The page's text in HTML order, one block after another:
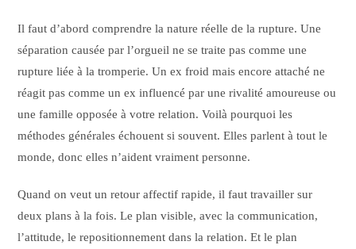
Il faut d’abord comprendre la nature réelle de la rupture. Une
séparation causée par l’orgueil ne se traite pas comme une
rupture liée à la tromperie. Un ex froid mais encore attaché ne
réagit pas comme un ex influencé par une rivalité amoureuse ou
une famille opposée à votre relation. Voilà pourquoi les
méthodes générales échouent si souvent. Elles parlent à tout le
monde, donc elles n’aident vraiment personne.
Quand on veut un retour affectif rapide, il faut travailler sur
deux plans à la fois. Le plan visible, avec la communication,
l’attitude, le repositionnement dans la relation. Et le plan